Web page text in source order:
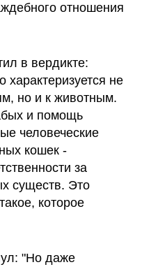
отношения
в вердикте:
не
но и к животным.
и помощь
человеческие
кошек -
за
существ. Это
которое
"Но даже